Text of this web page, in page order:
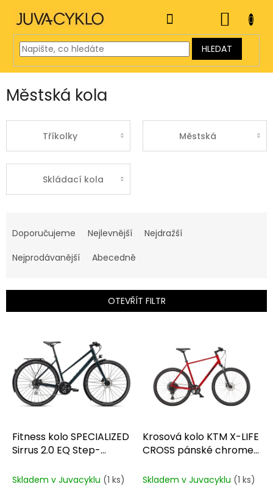
obsah
HLEDAT
KOŠÍK
Městská kola
Tříkolky Městská
Skládací kola
a
e
í
r
ů
Doporučujeme Nejlevnější
Nejdražší
Nejprodávanější
Abecedně
OTEVŘÍT FILTR
p
d
u
Fitness kolo SPECIALIZED
Sirrus 2.0 EQ Step-
GREEN / BLACK
Skladem v Juvacyklu (1 ks)
Krosová kolo KTM X-LIFE
CROSS pánské chrome
Skladem v Juvacyklu (1 ks)